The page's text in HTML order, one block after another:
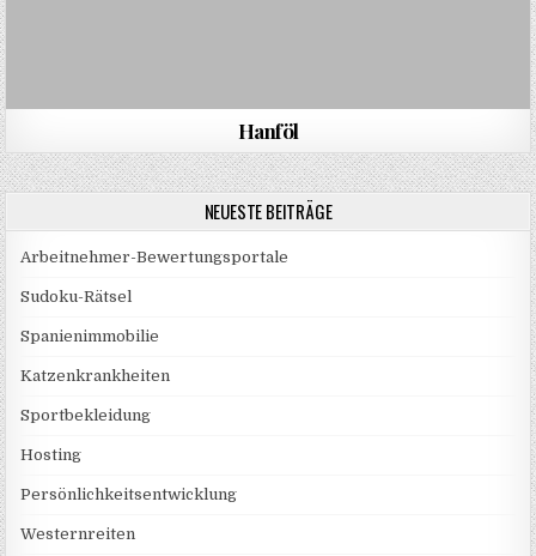
Hanföl
NEUESTE BEITRÄGE
Arbeitnehmer-Bewertungsportale
Sudoku-Rätsel
Spanienimmobilie
Katzenkrankheiten
Sportbekleidung
Hosting
Persönlichkeitsentwicklung
Westernreiten